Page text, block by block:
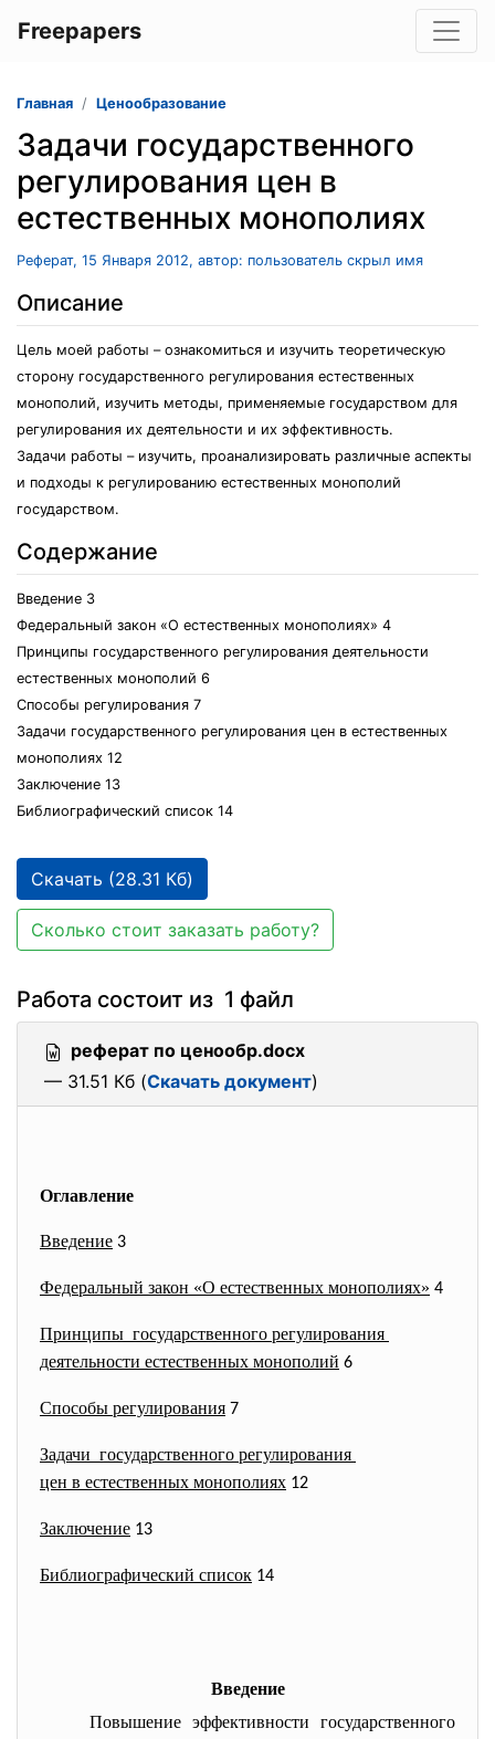
Freepapers
Главная Ценообразование
Задачи государственного
регулирования цен в
естественных монополиях
Реферат, 15 Января 2012, автор: пользователь скрыл имя
Описание
Цель моей работы – ознакомиться и изучить теоретическую
сторону государственного регулирования естественных
монополий, изучить методы, применяемые государством для
регулирования их деятельности и их эффективность.
Задачи работы – изучить, проанализировать различные аспекты
и подходы к регулированию естественных монополий
государством.
Содержание
Введение 3
Федеральный закон «О естественных монополиях» 4
Принципы государственного регулирования деятельности
естественных монополий 6
Способы регулирования 7
Задачи государственного регулирования цен в естественных
монополиях 12
Заключение 13
Библиографический список 14
Скачать (28.31 Кб)
Сколько стоит заказать работу?
Работа состоит из 1 файл
реферат по ценообр.docx
— 31.51 Кб (Скачать документ)
Оглавление
Введение 3
Федеральный закон «О естественных монополиях» 4
Принципы государственного регулирования
деятельности естественных монополий 6
Способы регулирования 7
Задачи государственного регулирования
цен в естественных монополиях 12
Заключение 13
Библиографический список 14
Введение
Повышение эффективности государственного